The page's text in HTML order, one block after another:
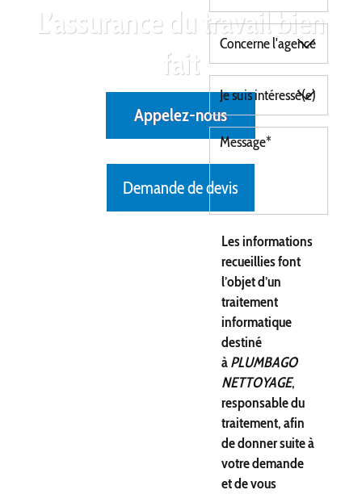
L’assurance du travail bien
fait
Appelez-nous
Demande de devis
Les informations
recueillies font
l’objet d’un
traitement
informatique
destiné
àPLUMBAGO
NETTOYAGE,
responsable du
traitement, afin
de donner suite à
votre demande
et de vous